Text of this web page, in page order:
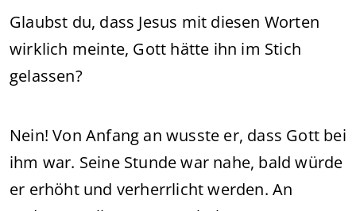
Glaubst du, dass Jesus mit diesen Worten
wirklich meinte, Gott hätte ihn im Stich
gelassen?
Nein! Von Anfang an wusste er, dass Gott bei
ihm war. Seine Stunde war nahe, bald würde
er erhöht und verherrlicht werden. An